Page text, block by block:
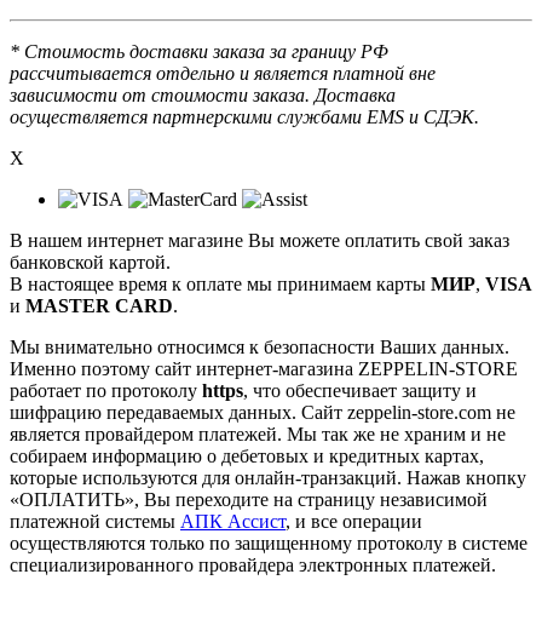
* Стоимость доставки заказа за границу РФ
рассчитывается отдельно и является платной вне
зависимости от стоимости заказа. Доставка
осуществляется партнерскими службами EMS и СДЭК.
X
В нашем интернет магазине Вы можете оплатить свой заказ
банковской картой.
В настоящее время к оплате мы принимаем карты МИР, VISA
и MASTER CARD.
Мы внимательно относимся к безопасности Ваших данных.
Именно поэтому сайт интернет-магазина ZEPPELIN-STORE
работает по протоколу https, что обеспечивает защиту и
шифрацию передаваемых данных. Сайт zeppelin-store.com не
является провайдером платежей. Мы так же не храним и не
собираем информацию о дебетовых и кредитных картах,
которые используются для онлайн-транзакций. Нажав кнопку
«ОПЛАТИТЬ», Вы переходите на страницу независимой
платежной системы АПК Ассист, и все операции
осуществляются только по защищенному протоколу в системе
специализированного провайдера электронных платежей.